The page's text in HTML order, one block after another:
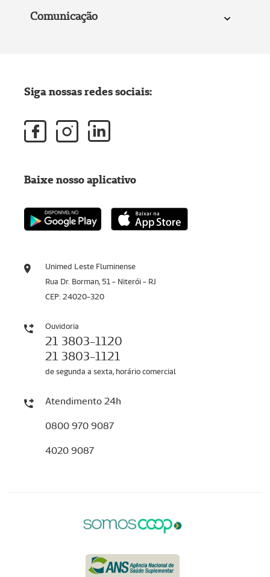
Comunicação
Unimed Leste Fluminense
Rua Dr. Borman, 51 - Niterói - RJ
CEP: 24020-320
Ouvidoria
21 3803-1120
21 3803-1121
de segunda a sexta, horário comercial
Atendimento 24h
0800 970 9087
4020 9087
Siga nossas redes sociais:
Baixe nosso aplicativo